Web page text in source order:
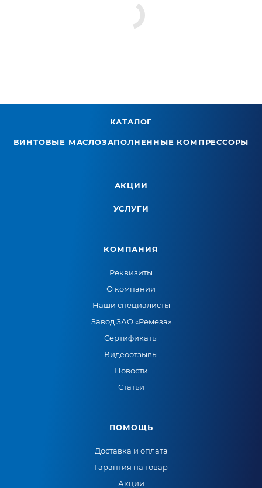
КАТАЛОГ
ВИНТОВЫЕ МАСЛОЗАПОЛНЕННЫЕ КОМПРЕССОРЫ
АКЦИИ
УСЛУГИ
КОМПАНИЯ
Реквизиты
О компании
Наши специалисты
Завод ЗАО «Ремеза»
Сертификаты
Видеоотзывы
Новости
Статьи
ПОМОЩЬ
Доставка и оплата
Гарантия на товар
Акции